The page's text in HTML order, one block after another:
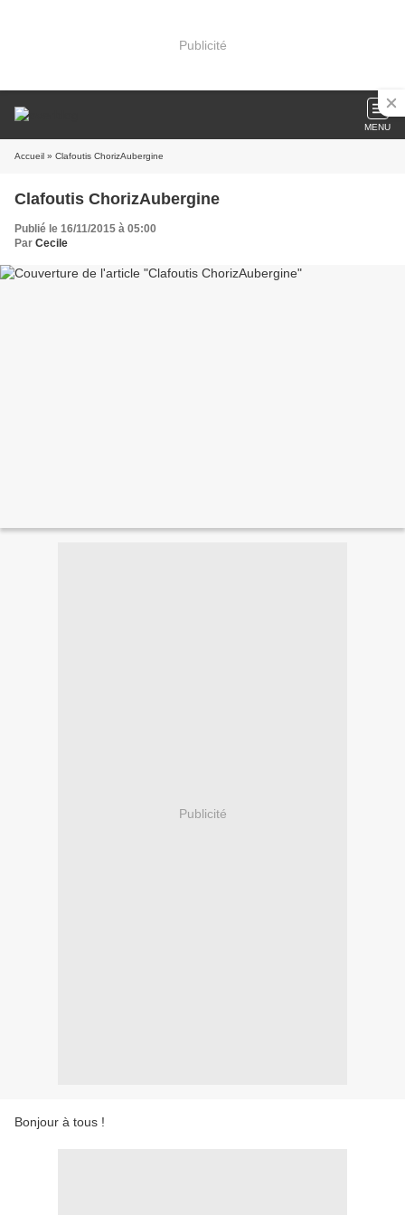
Publicité
MENU
Accueil » Clafoutis ChorizAubergine
Clafoutis ChorizAubergine
Publié le 16/11/2015 à 05:00
Par Cecile
Publicité
Bonjour à tous !